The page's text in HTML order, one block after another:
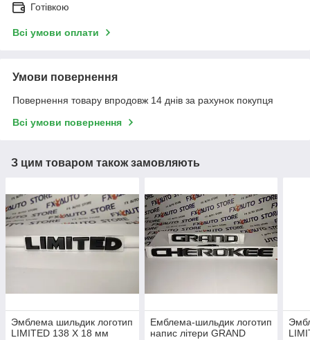
Готівкою
Всі умови оплати
Умови повернення
Повернення товару впродовж 14 днів за рахунок покупця
Всі умови повернення
З цим товаром також замовляють
Эмблема шильдик логотип
LIMITED 138 Х 18 мм
Емблема-шильдик логотип
напис літери GRAND